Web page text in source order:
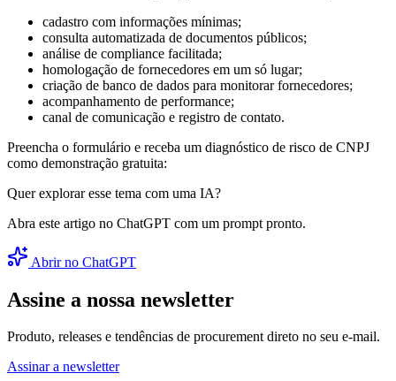
cadastro com informações mínimas;
consulta automatizada de documentos públicos;
análise de compliance facilitada;
homologação de fornecedores em um só lugar;
criação de banco de dados para monitorar fornecedores;
acompanhamento de performance;
canal de comunicação e registro de contato.
Preencha o formulário e receba um diagnóstico de risco de CNPJ
como demonstração gratuita:
Quer explorar esse tema com uma IA?
Abra este artigo no ChatGPT com um prompt pronto.
Abrir no ChatGPT
Assine a nossa newsletter
Produto, releases e tendências de procurement direto no seu e-mail.
Assinar a newsletter